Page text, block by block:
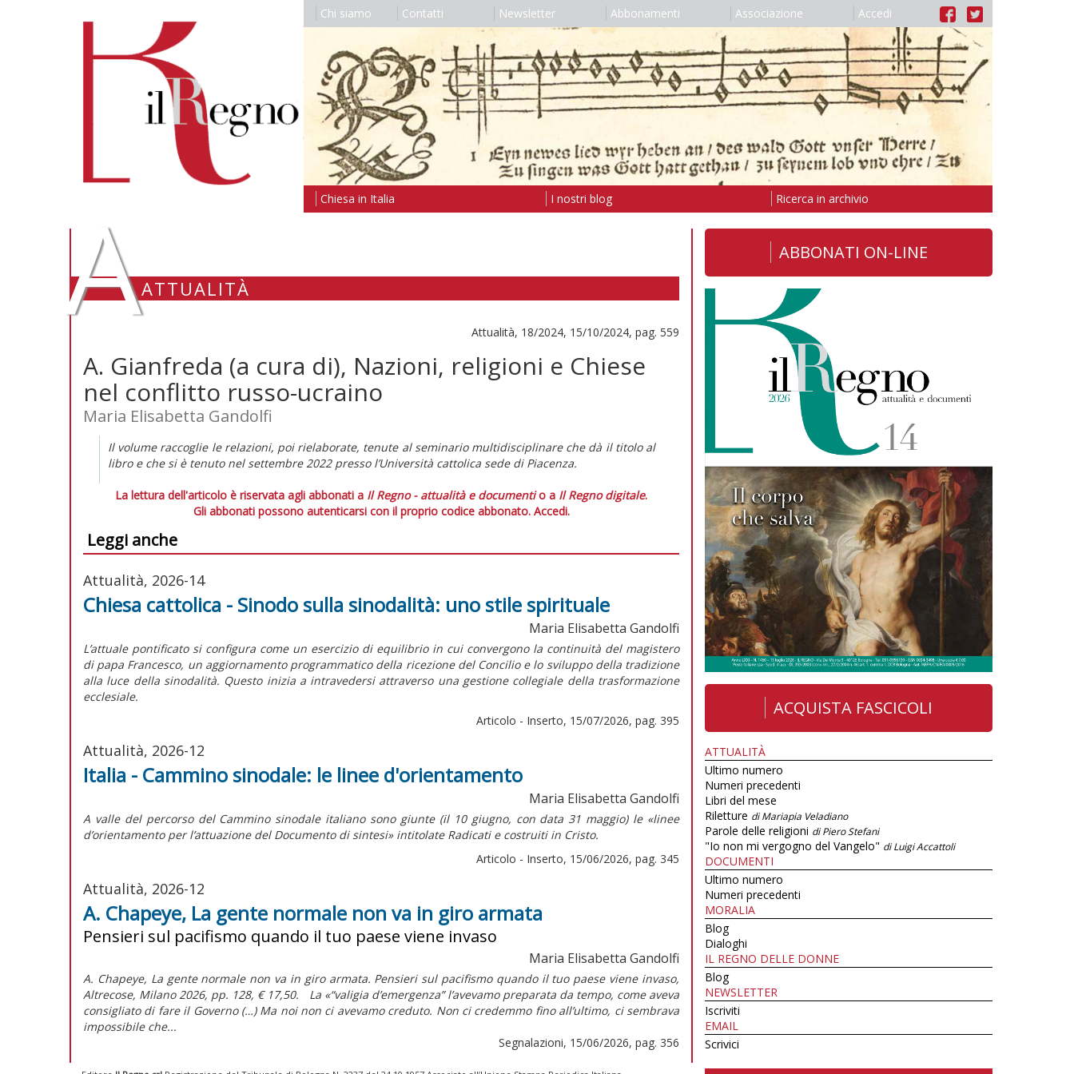
Chi siamo Contatti Newsletter Abbonamenti Associazione Accedi
Chiesa in Italia I nostri blog Ricerca in archivio
AATTUALITÀ
Attualità, 18/2024, 15/10/2024, pag. 559
A. Gianfreda (a cura di), Nazioni, religioni e Chiese
nel conflitto russo-ucraino
Maria Elisabetta Gandolfi
Il volume raccoglie le relazioni, poi rielaborate, tenute al seminario multidisciplinare che dà il titolo al
libro e che si è tenuto nel settembre 2022 presso l’Università cattolica sede di Piacenza.
La lettura dell'articolo è riservata agli abbonati a Il Regno - attualità e documentio a Il Regno digitale.
Gli abbonati possono autenticarsi con il proprio codice abbonato. Accedi.
Leggi anche
Attualità, 2026-14
Chiesa cattolica - Sinodo sulla sinodalità: uno stile spirituale
Maria Elisabetta Gandolfi
L’attuale pontificato si configura come un esercizio di equilibrio in cui convergono la continuità del magistero
di papa Francesco, un aggiornamento programmatico della ricezione del Concilio e lo sviluppo della tradizione
alla luce della sinodalità. Questo inizia a intravedersi attraverso una gestione collegiale della trasformazione
ecclesiale.
Articolo - Inserto, 15/07/2026, pag. 395
Attualità, 2026-12
Italia - Cammino sinodale: le linee d'orientamento
Maria Elisabetta Gandolfi
A valle del percorso del Cammino sinodale italiano sono giunte (il 10 giugno, con data 31 maggio) le «linee
d’orientamento per l’attuazione del Documento di sintesi»intitolate Radicati e costruiti in Cristo.
Articolo - Inserto, 15/06/2026, pag. 345
Attualità, 2026-12
A. Chapeye, La gente normale non va in giro armata
Pensieri sul pacifismo quando il tuo paese viene invaso
Maria Elisabetta Gandolfi
A. Chapeye, La gente normale non va in giro armata. Pensieri sul pacifismo quando il tuo paese viene invaso,
Altrecose, Milano 2026, pp. 128, € 17,50. La «“valigia d’emergenza” l’avevamo preparata da tempo, come aveva
consigliato di fare il Governo (…) Ma noi non ci avevamo creduto. Non ci credemmo fino all’ultimo, ci sembrava
impossibile che...
Segnalazioni, 15/06/2026, pag. 356
ABBONATI ON-LINE
ACQUISTA FASCICOLI
ATTUALITÀ
Ultimo numero
Numeri precedenti
Libri del mese
Riletture di Mariapia Veladiano
Parole delle religioni di Piero Stefani
"Io non mi vergogno del Vangelo" di Luigi Accattoli
DOCUMENTI
Ultimo numero
Numeri precedenti
MORALIA
Blog
Dialoghi
IL REGNO DELLE DONNE
Blog
NEWSLETTER
Iscriviti
EMAIL
Scrivici